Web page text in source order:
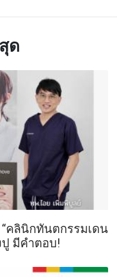
ด
คลินิกทันตกรรมเดน
มีคำตอบ!